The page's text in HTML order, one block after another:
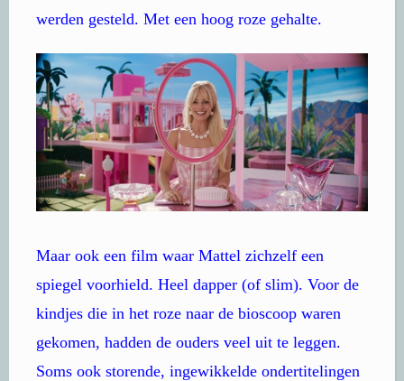
werden gesteld. Met een hoog roze gehalte.
Maar ook een film waar Mattel zichzelf een
spiegel voorhield. Heel dapper (of slim). Voor de
kindjes die in het roze naar de bioscoop waren
gekomen, hadden de ouders veel uit te leggen.
Soms ook storende, ingewikkelde ondertitelingen